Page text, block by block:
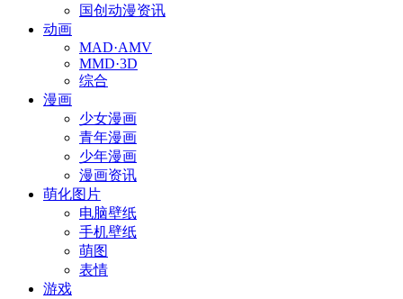
国创动漫资讯
动画
MAD·AMV
MMD·3D
综合
漫画
少女漫画
青年漫画
少年漫画
漫画资讯
萌化图片
电脑壁纸
手机壁纸
萌图
表情
游戏